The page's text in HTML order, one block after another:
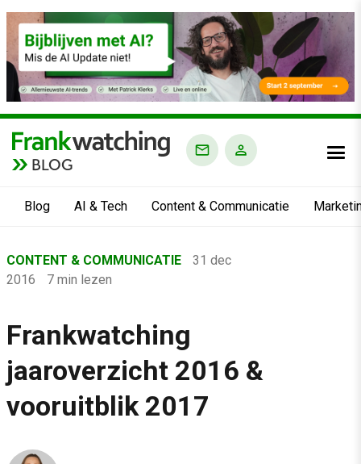
BLOG
Blog AI & Tech Content & Communicatie
›
Content & Communicatie
Frankwatching jaaroverzicht 2016 & vooruitblik 2017
CONTENT & COMMUNICATIE
31 dec
2016
7 min lezen
Frankwatching
jaaroverzicht 2016 &
vooruitblik 2017